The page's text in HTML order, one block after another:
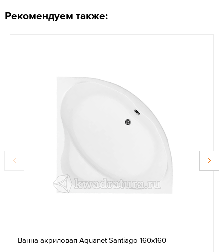
Рекомендуем также:
Ванна акриловая Aquanet Santiago 160х160